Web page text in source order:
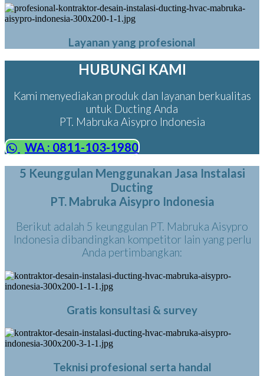
Layanan yang profesional
HUBUNGI KAMI
Kami menyediakan produk dan layanan berkualitas
untuk Ducting Anda
PT. Mabruka Aisypro Indonesia
WA : 0811-103-1980
5 Keunggulan Menggunakan Jasa Instalasi
Ducting
PT. Mabruka Aisypro Indonesia
Berikut adalah 5 keunggulan PT. Mabruka Aisypro
Indonesia dibandingkan kompetitor lain yang perlu
Anda pertimbangkan:
Gratis konsultasi & survey
Teknisi profesional serta handal